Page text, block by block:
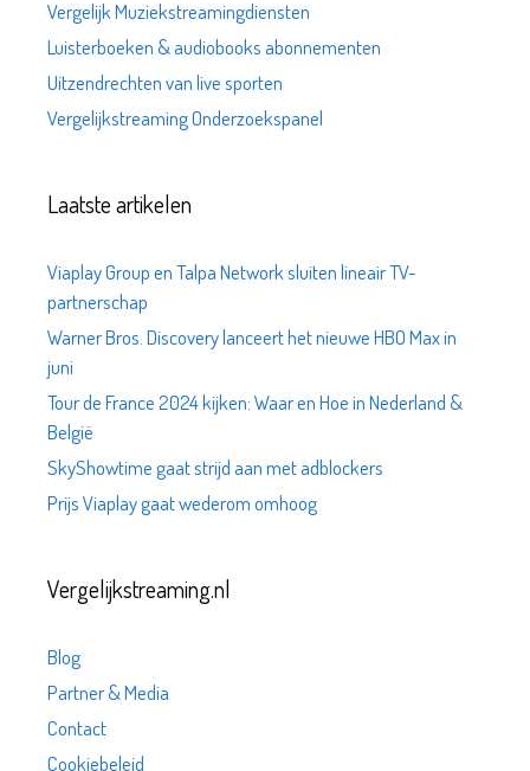
Vergelijk Muziekstreamingdiensten
Luisterboeken & audiobooks abonnementen
Uitzendrechten van live sporten
Vergelijkstreaming Onderzoekspanel
Laatste artikelen
Viaplay Group en Talpa Network sluiten lineair TV-
partnerschap
Warner Bros. Discovery lanceert het nieuwe HBO Max in
juni
Tour de France 2024 kijken: Waar en Hoe in Nederland &
België
SkyShowtime gaat strijd aan met adblockers
Prijs Viaplay gaat wederom omhoog
Vergelijkstreaming.nl
Blog
Partner & Media
Contact
Cookiebeleid